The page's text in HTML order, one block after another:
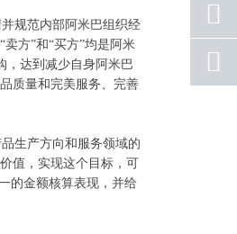
规范内部阿米巴组织经
方”和“买方”均是阿米
，达到减少自身阿米巴
质量和完美服务、完善
生产方向和服务领域的
值，实现这个目标，可
的金额核算表现，并给
手机
号码
qq
联系